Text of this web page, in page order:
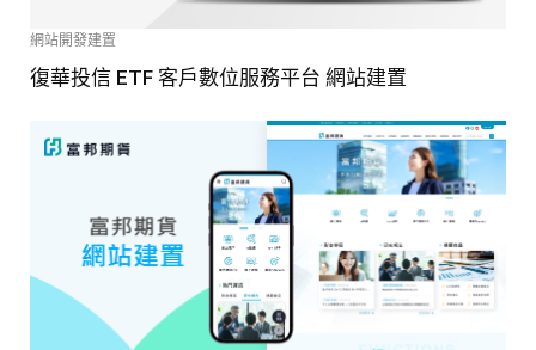
網站開發建置
復華投信 ETF 客戶數位服務平台 網站建置